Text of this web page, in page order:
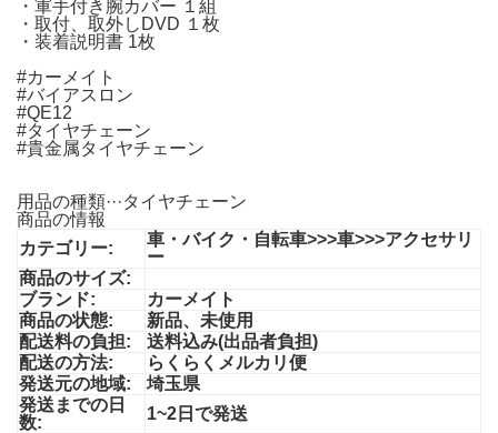
・軍手付き腕カバー １組
・取付、取外しDVD １枚
・装着説明書 1枚
#カーメイト
#バイアスロン
#QE12
#タイヤチェーン
#貴金属タイヤチェーン
用品の種類···タイヤチェーン
商品の情報
カテゴリー:
車・バイク・自転車>>>車>>>アクセサリ
ー
商品のサイズ:
ブランド:
カーメイト
商品の状態:
新品、未使用
配送料の負担:
送料込み(出品者負担)
配送の方法:
らくらくメルカリ便
発送元の地域:
埼玉県
発送までの日
数:
1~2日で発送